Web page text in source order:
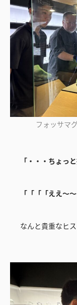
フォッサマ
「・・・ちょっ
「「「「ええ～
なんと貴重なヒ